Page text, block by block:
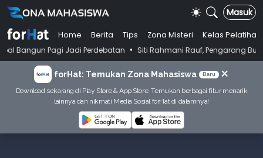
Masuk
Home Berita Tips Zona Misteri
Kelas Pelatihan
Jadi Perdebatan • Siti Rahmani Rauf, Pengarang Buku Bahasa
forHat: Temukan Zona Mahasiswa Baru ×
Download sekarang di Play Store & App Store. Temukan berbagai fitur menarik
lainnya dan nikmati Media Sosial forHat di dalamnya!